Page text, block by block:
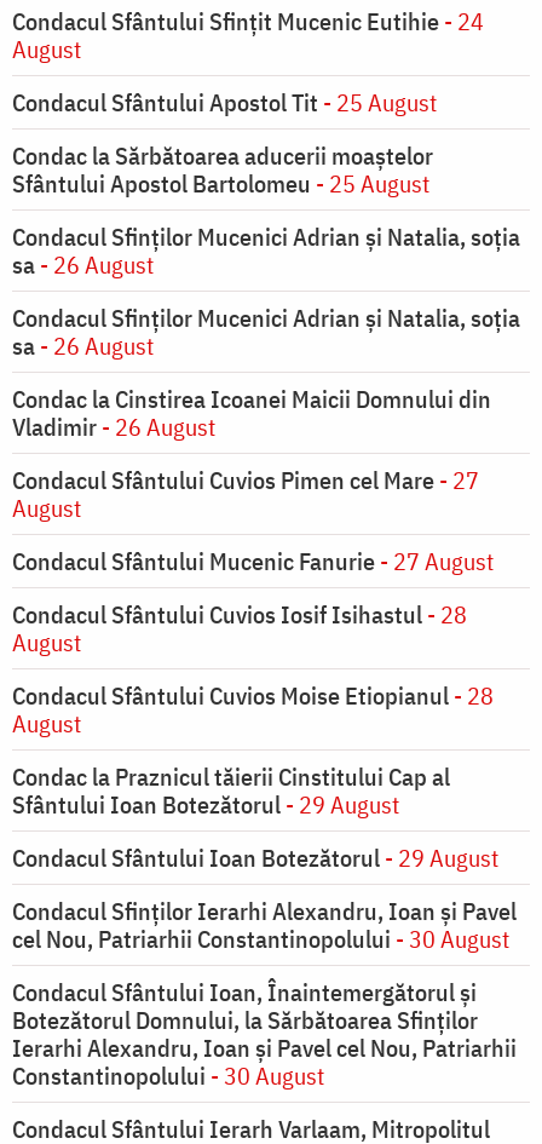
Condacul Sfântului Sfinţit Mucenic Eutihie- 24
August
Condacul Sfântului Apostol Tit - 25 August
Condac la Sărbătoarea aducerii moaştelor
Sfântului Apostol Bartolomeu - 25 August
Condacul Sfinţilor Mucenici Adrian şi Natalia, soţia
sa- 26 August
Condacul Sfinţilor Mucenici Adrian şi Natalia, soţia
sa- 26 August
Condac la Cinstirea Icoanei Maicii Domnului din
Vladimir- 26 August
Condacul Sfântului Cuvios Pimen cel Mare- 27
August
Condacul Sfântului Mucenic Fanurie- 27 August
Condacul Sfântului Cuvios Iosif Isihastul- 28
August
Condacul Sfântului Cuvios Moise Etiopianul- 28
August
Condac la Praznicul tăierii Cinstitului Cap al
Sfântului Ioan Botezătorul- 29 August
Condacul Sfântului Ioan Botezătorul- 29 August
Condacul Sfinţilor Ierarhi Alexandru, Ioan şi Pavel
cel Nou, Patriarhii Constantinopolului - 30 August
Condacul Sfântului Ioan, Înaintemergătorul şi
Botezătorul Domnului, la Sărbătoarea Sfinţilor
Ierarhi Alexandru, Ioan şi Pavel cel Nou, Patriarhii
Constantinopolului - 30 August
Condacul Sfântului Ierarh Varlaam, Mitropolitul